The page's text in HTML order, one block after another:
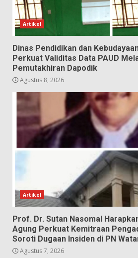
Artikel
Dinas Pendidikan dan
Perkuat Validitas Data PAUD
Pemutakhiran Dapodik
Agustus 8, 2026
Artikel
Prof. Dr. Sutan Nasomal
Agung Perkuat Kemitraan
Soroti Dugaan Insiden di PN
Agustus 7, 2026